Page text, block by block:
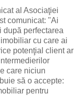
al Asociaţiei
comunicat: "Ai
după perfectarea
cu care ai
potenţial client ar
care niciun
să o accepte:
pentru